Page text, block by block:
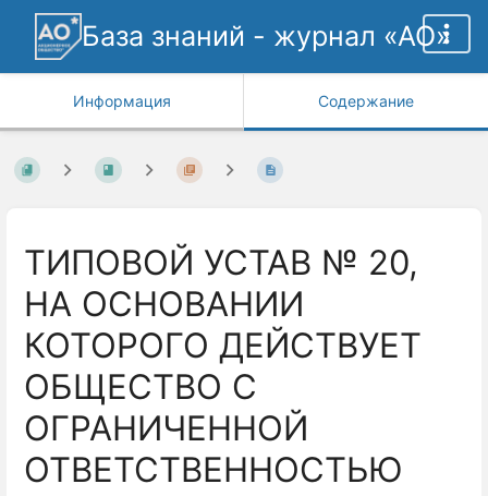
База знаний - журнал «АО»
Информация Содержание
ТИПОВОЙ УСТАВ № 20,
НА ОСНОВАНИИ
КОТОРОГО ДЕЙСТВУЕТ
ОБЩЕСТВО С
ОГРАНИЧЕННОЙ
ОТВЕТСТВЕННОСТЬЮ